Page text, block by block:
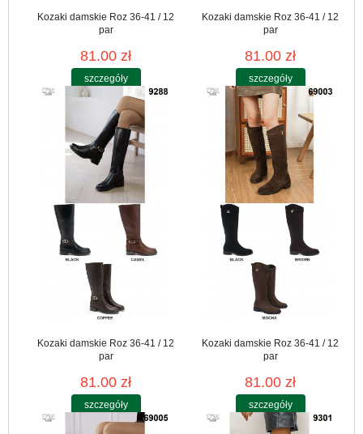
Kozaki damskie Roz 36-41 / 12
par
81.00 zł
szczegóły
Kozaki damskie Roz 36-41 / 12
par
81.00 zł
szczegóły
Kozaki damskie Roz 36-41 / 12
par
81.00 zł
szczegóły
Kozaki damskie Roz 36-41 / 12
par
81.00 zł
szczegóły